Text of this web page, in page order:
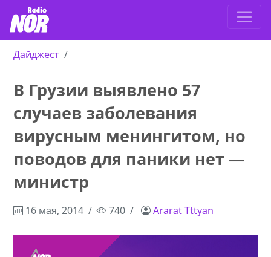
Дайджест
В Грузии выявлено 57
случаев заболевания
вирусным менингитом, но
поводов для паники нет —
министр
16 мая, 2014 740 Ararat Tttyan